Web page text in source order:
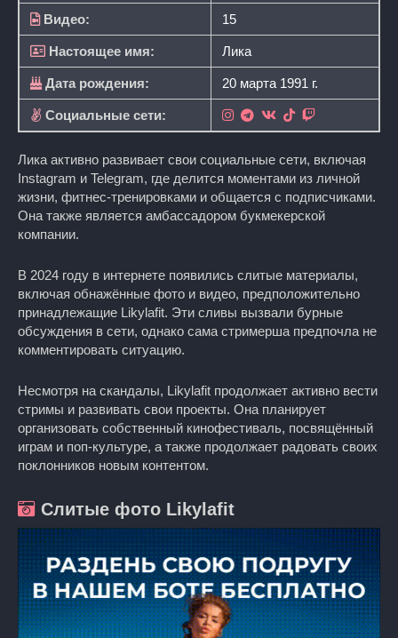
Видео: 15
Настоящее имя: Лика
Дата рождения: 20 марта 1991 г.
Социальные сети:
Лика активно развивает свои социальные сети, включая
Instagram и Telegram, где делится моментами из личной
жизни, фитнес-тренировками и общается с подписчиками.
Она также является амбассадором букмекерской
компании.
В 2024 году в интернете появились слитые материалы,
включая обнажённые фото и видео, предположительно
принадлежащие Likylafit. Эти сливы вызвали бурные
обсуждения в сети, однако сама стримерша предпочла не
комментировать ситуацию.
Несмотря на скандалы, Likylafit продолжает активно вести
стримы и развивать свои проекты. Она планирует
организовать собственный кинофестиваль, посвящённый
играм и поп-культуре, а также продолжает радовать своих
поклонников новым контентом.
Слитые фото Likylafit